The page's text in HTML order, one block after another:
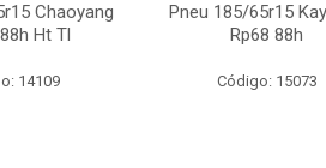
Chaoyang
Ht Tl
14109
Pneu 185/65r15
Rp68 88h
Código: 15073